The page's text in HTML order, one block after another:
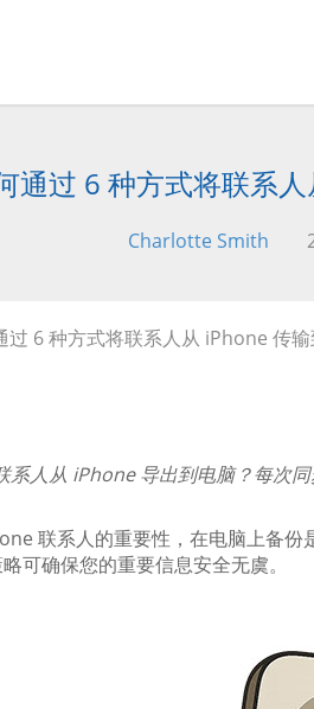
通过 6 种方式将联系人
Charlotte Smith
6 种方式将联系人从 iPhone 传输
系人从 iPhone 导出到电脑？每次
联系人的重要性，在电脑上备
可确保您的重要信息安全无虞。